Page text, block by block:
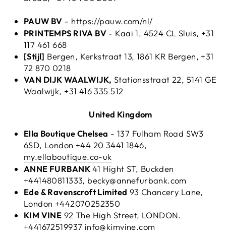
PAUW BV - https://pauw.com/nl/
PRINTEMPS RIVA BV - Kaai 1, 4524 CL Sluis, +31
117 461 668
[Stijl] Bergen, Kerkstraat 13, 1861 KR Bergen, +31
72 870 0218
VAN DIJK WAALWIJK, Stationsstraat 22, 5141 GE
Waalwijk, +31 416 335 512
United Kingdom
Ella Boutique Chelsea - 137 Fulham Road SW3
6SD, London +44 20 3441 1846,
my.ellaboutique.co-uk
ANNE FURBANK41 Hight ST, Buckden
+441480811333, becky@annefurbank.com
Ede & Ravenscroft Limited 93 Chancery Lane,
London +442070252350
KIM VINE 92 The High Street, LONDON.
+441672519937 info@kimvine.com